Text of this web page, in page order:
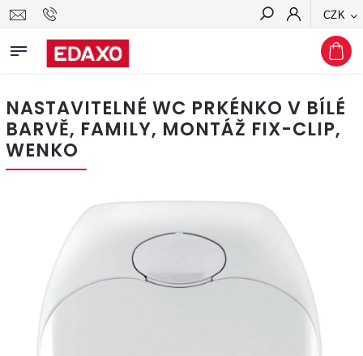
CZK
Hledat
NASTAVITELNÉ WC PRKÉNKO V BÍLÉ
BARVĚ, FAMILY, MONTÁŽ FIX-CLIP,
WENKO